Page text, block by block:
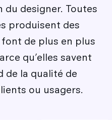
du designer. Toutes
produisent des
de plus en plus
qu’elles savent
de la qualité de
ou usagers.